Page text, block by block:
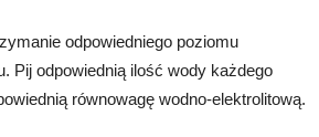
odpowiedniego poziomu
Pij odpowiednią ilość wody każdego
równowagę wodno-elektrolitową.